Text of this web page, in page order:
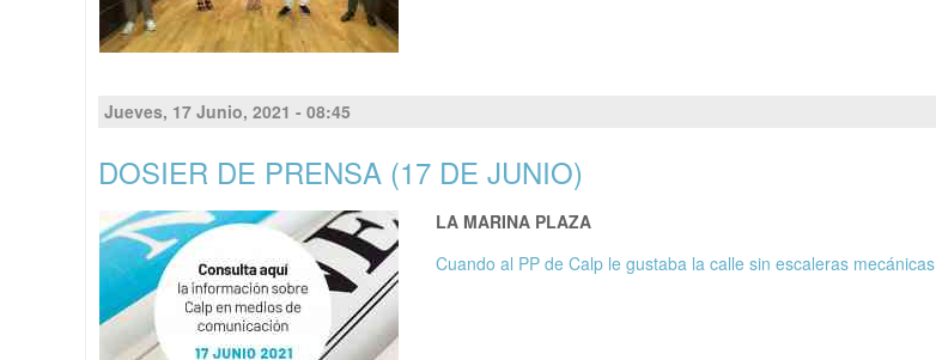
Jueves, 17 Junio, 2021 - 08:45
DOSIER DE PRENSA (17 DE JUNIO)
LA MARINA PLAZA
Cuando al PP de Calp le gustaba la calle sin escaleras mecánicas